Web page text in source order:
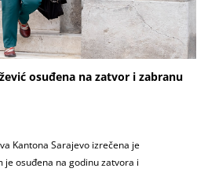
osuđena na zatvor i zabranu
Kantona Sarajevo izrečena je
osuđena na godinu zatvora i